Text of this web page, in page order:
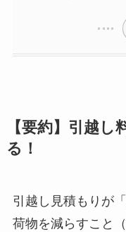
【要約】引越し
る！
引越し見積もりが
荷物を減らすこと